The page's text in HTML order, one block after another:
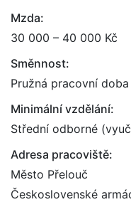
Mzda:
30 000 – 40 000 Kč
Směnnost:
Pružná pracovní doba
Minimální vzdělání:
Střední odborné
Adresa pracoviště:
Město Přelouč
Československé